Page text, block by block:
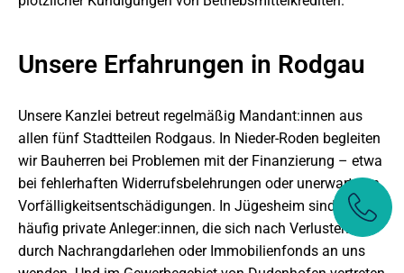
Unsere Erfahrungen in Rodgau
Unsere Kanzlei betreut regelmäßig Mandant:innen aus
allen fünf Stadtteilen Rodgaus. In Nieder-Roden begleiten
wir Bauherren bei Problemen mit der Finanzierung – etwa
bei fehlerhaften Widerrufsbelehrungen oder unerwarteten
Vorfälligkeitsentschädigungen. In Jügesheim sind es
häufig private Anleger:innen, die sich nach Verlusten
durch Nachrangdarlehen oder Immobilienfonds an uns